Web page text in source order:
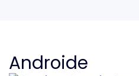
Androide